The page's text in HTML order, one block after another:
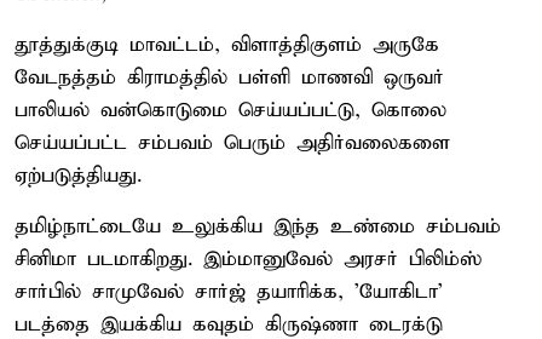
தூத்துக்குடி மாவட்டம், விளாத்திகுளம் அருகே
வேடநத்தம் கிராமத்தில் பள்ளி மாணவி ஒருவர்
பாலியல் வன்கொடுமை செய்யப்பட்டு, கொலை
செய்யப்பட்ட சம்பவம் பெரும் அதிர்வலைகளை
ஏற்படுத்தியது.
தமிழ்நாட்டையே உலுக்கிய இந்த உண்மை சம்பவம்
சினிமா படமாகிறது. இம்மானுவேல் அரசர் பிலிம்ஸ்
சார்பில் சாமுவேல் சார்ஜ் தயாரிக்க, 'யோகிடா'
படத்தை இயக்கிய கவுதம் கிருஷ்ணா டைரக்டு